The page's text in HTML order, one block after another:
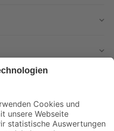
Aktionen mehr verpassen!